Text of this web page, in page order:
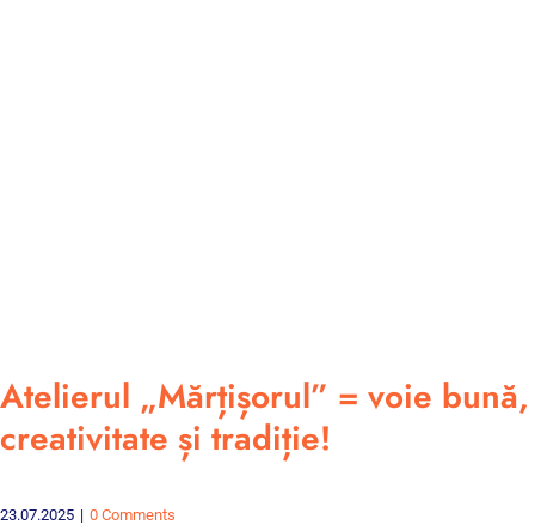
Atelierul „Mărțișorul” = voie bună,
creativitate și tradiție!
23.07.2025 | 0 Comments